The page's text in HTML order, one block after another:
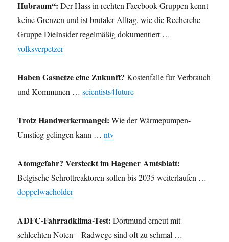
Hubraum“: Der Hass in rechten Facebook-Gruppen kennt
keine Grenzen und ist brutaler Alltag, wie die Recherche-
Gruppe DieInsider regelmäßig dokumentiert …
volksverpetzer
Haben Gasnetze eine Zukunft? Kostenfalle für Verbrauch
und Kommunen …scientists4future
Trotz Handwerkermangel: Wie der Wärmepumpen-
Umstieg gelingen kann …ntv
Atomgefahr? Versteckt im Hagener Amtsblatt:
Belgische Schrottreaktoren sollen bis 2035 weiterlaufen …
doppelwacholder
ADFC-Fahrradklima-Test: Dortmund erneut mit
schlechten Noten – Radwege sind oft zu schmal …